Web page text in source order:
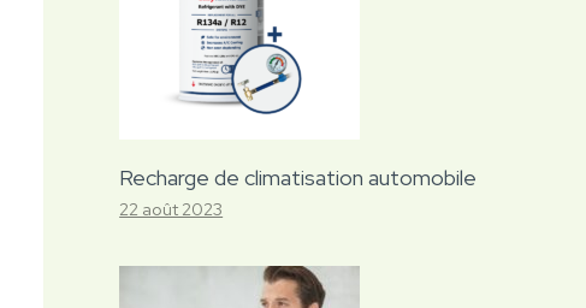
Recharge de climatisation automobile
22 août 2023